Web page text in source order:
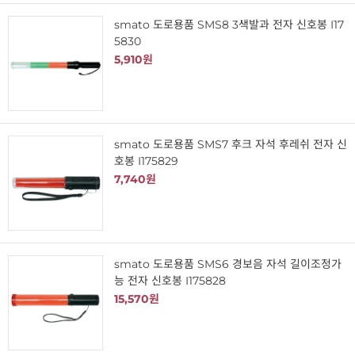
smato 도로용품 SMS8 3색발과 전자 신호봉 I17
5830
5,910원
smato 도로용품 SMS7 후크 자석 후레쉬 전자 신
호봉 I175829
7,740원
smato 도로용품 SMS6 경보음 자석 길이조정가
능 전자 신호봉 I175828
15,570원